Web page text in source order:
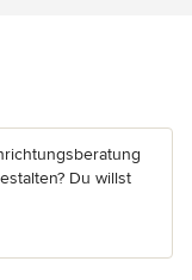
Du willst